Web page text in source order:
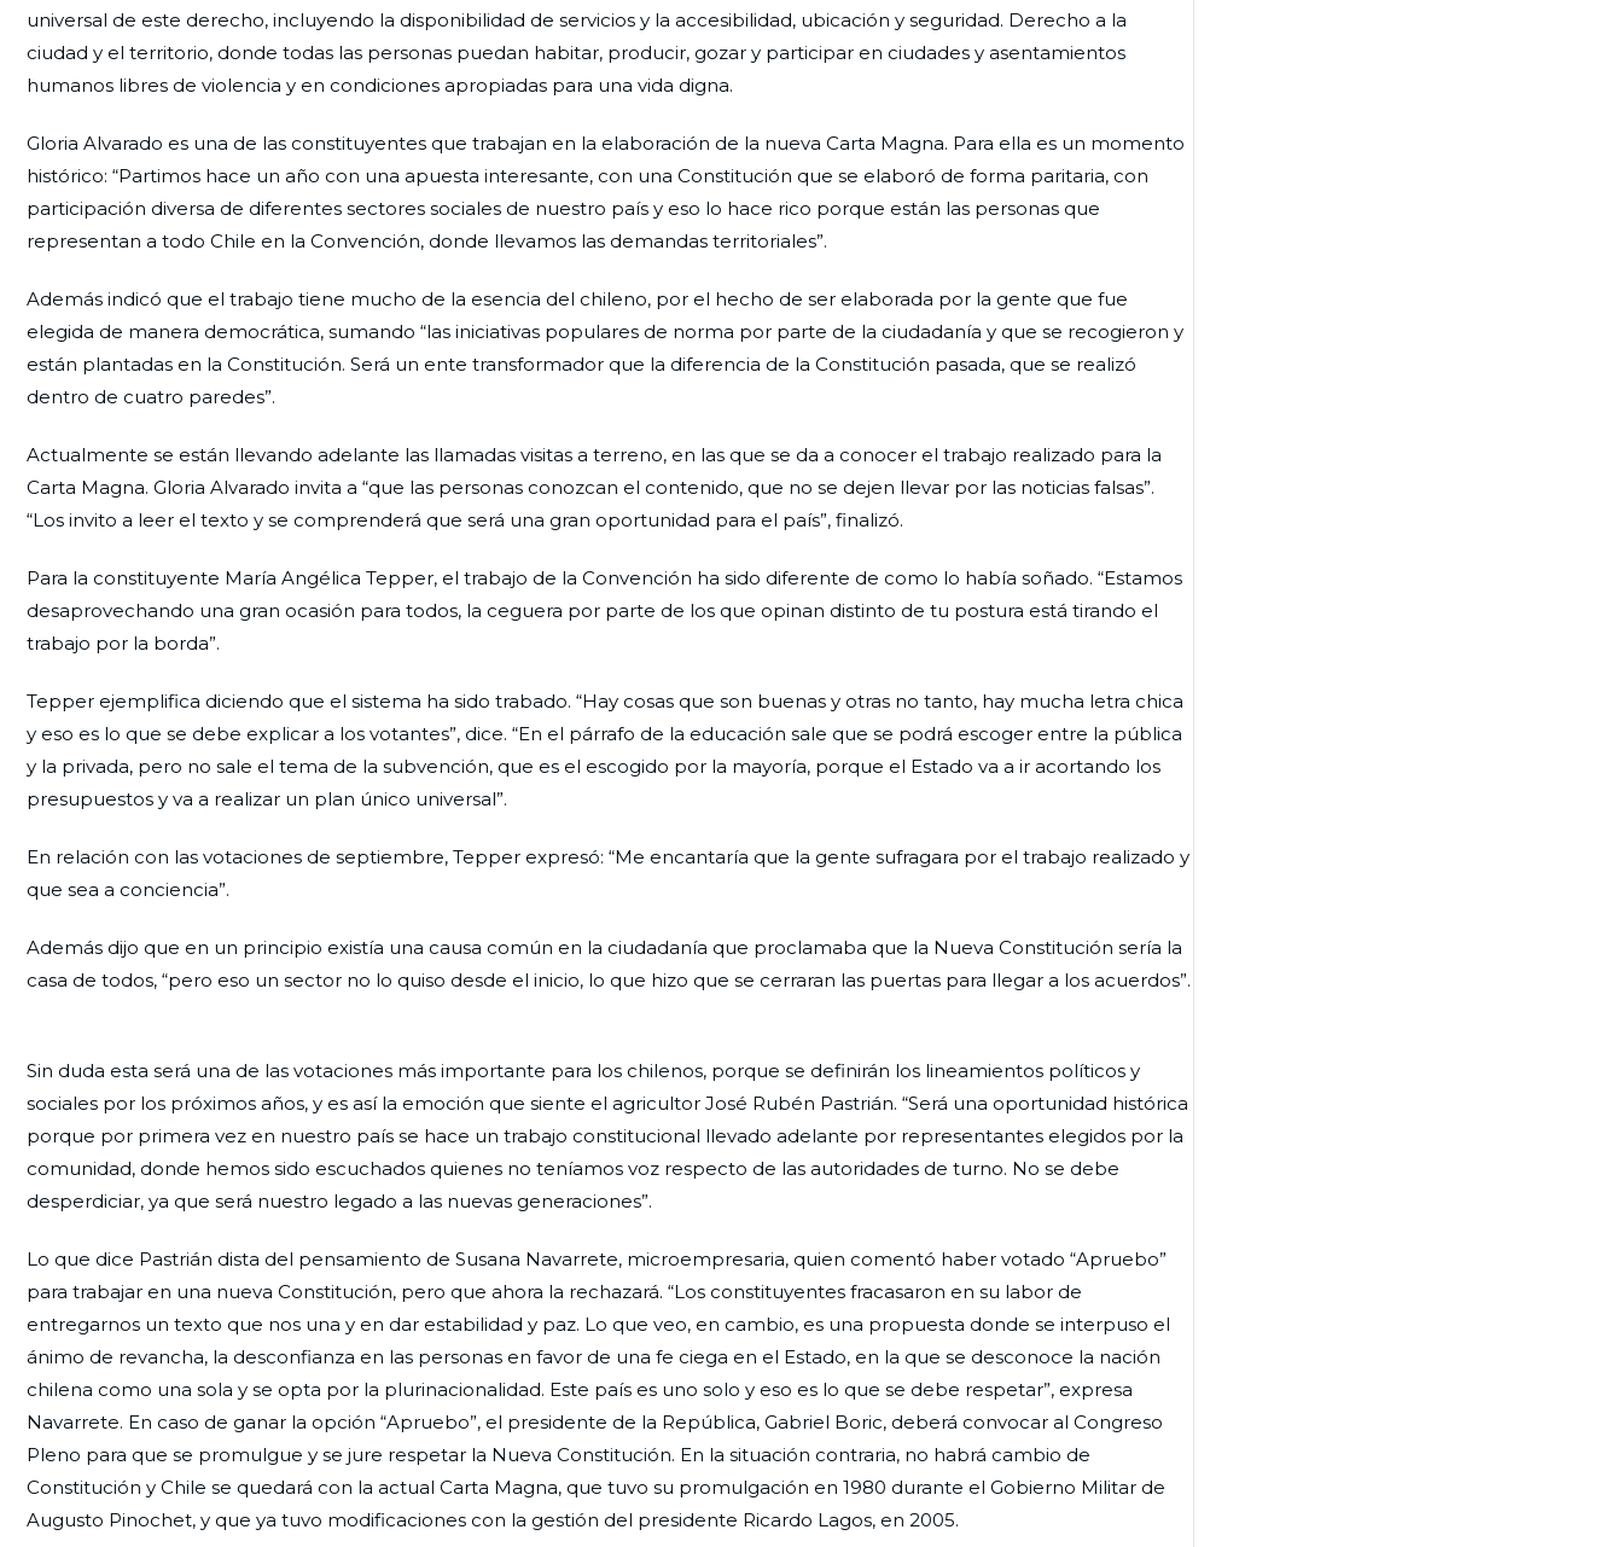
universal de este derecho, incluyendo la disponibilidad de servicios y la accesibilidad, ubicación y seguridad. Derecho a la
ciudad y el territorio, donde todas las personas puedan habitar, producir, gozar y participar en ciudades y asentamientos
humanos libres de violencia y en condiciones apropiadas para una vida digna.
Gloria Alvarado es una de las constituyentes que trabajan en la elaboración de la nueva Carta Magna. Para ella es un momento
histórico: “Partimos hace un año con una apuesta interesante, con una Constitución que se elaboró de forma paritaria, con
participación diversa de diferentes sectores sociales de nuestro país y eso lo hace rico porque están las personas que
representan a todo Chile en la Convención, donde llevamos las demandas territoriales”.
Además indicó que el trabajo tiene mucho de la esencia del chileno, por el hecho de ser elaborada por la gente que fue
elegida de manera democrática, sumando “las iniciativas populares de norma por parte de la ciudadanía y que se recogieron y
están plantadas en la Constitución. Será un ente transformador que la diferencia de la Constitución pasada, que se realizó
dentro de cuatro paredes”.
Actualmente se están llevando adelante las llamadas visitas a terreno, en las que se da a conocer el trabajo realizado para la
Carta Magna. Gloria Alvarado invita a “que las personas conozcan el contenido, que no se dejen llevar por las noticias falsas”.
“Los invito a leer el texto y se comprenderá que será una gran oportunidad para el país”, finalizó.
Para la constituyente María Angélica Tepper, el trabajo de la Convención ha sido diferente de como lo había soñado. “Estamos
desaprovechando una gran ocasión para todos, la ceguera por parte de los que opinan distinto de tu postura está tirando el
trabajo por la borda”.
Tepper ejemplifica diciendo que el sistema ha sido trabado. “Hay cosas que son buenas y otras no tanto, hay mucha letra chica
y eso es lo que se debe explicar a los votantes”, dice. “En el párrafo de la educación sale que se podrá escoger entre la pública
y la privada, pero no sale el tema de la subvención, que es el escogido por la mayoría, porque el Estado va a ir acortando los
presupuestos y va a realizar un plan único universal”.
En relación con las votaciones de septiembre, Tepper expresó: “Me encantaría que la gente sufragara por el trabajo realizado y
que sea a conciencia”.
Además dijo que en un principio existía una causa común en la ciudadanía que proclamaba que la Nueva Constitución sería la
casa de todos, “pero eso un sector no lo quiso desde el inicio, lo que hizo que se cerraran las puertas para llegar a los acuerdos”.
Sin duda esta será una de las votaciones más importante para los chilenos, porque se definirán los lineamientos políticos y
sociales por los próximos años, y es así la emoción que siente el agricultor José Rubén Pastrián. “Será una oportunidad histórica
porque por primera vez en nuestro país se hace un trabajo constitucional llevado adelante por representantes elegidos por la
comunidad, donde hemos sido escuchados quienes no teníamos voz respecto de las autoridades de turno. No se debe
desperdiciar, ya que será nuestro legado a las nuevas generaciones”.
Lo que dice Pastrián dista del pensamiento de Susana Navarrete, microempresaria, quien comentó haber votado “Apruebo”
para trabajar en una nueva Constitución, pero que ahora la rechazará. “Los constituyentes fracasaron en su labor de
entregarnos un texto que nos una y en dar estabilidad y paz. Lo que veo, en cambio, es una propuesta donde se interpuso el
ánimo de revancha, la desconfianza en las personas en favor de una fe ciega en el Estado, en la que se desconoce la nación
chilena como una sola y se opta por la plurinacionalidad. Este país es uno solo y eso es lo que se debe respetar”, expresa
Navarrete. En caso de ganar la opción “Apruebo”, el presidente de la República, Gabriel Boric, deberá convocar al Congreso
Pleno para que se promulgue y se jure respetar la Nueva Constitución. En la situación contraria, no habrá cambio de
Constitución y Chile se quedará con la actual Carta Magna, que tuvo su promulgación en 1980 durante el Gobierno Militar de
Augusto Pinochet, y que ya tuvo modificaciones con la gestión del presidente Ricardo Lagos, en 2005.